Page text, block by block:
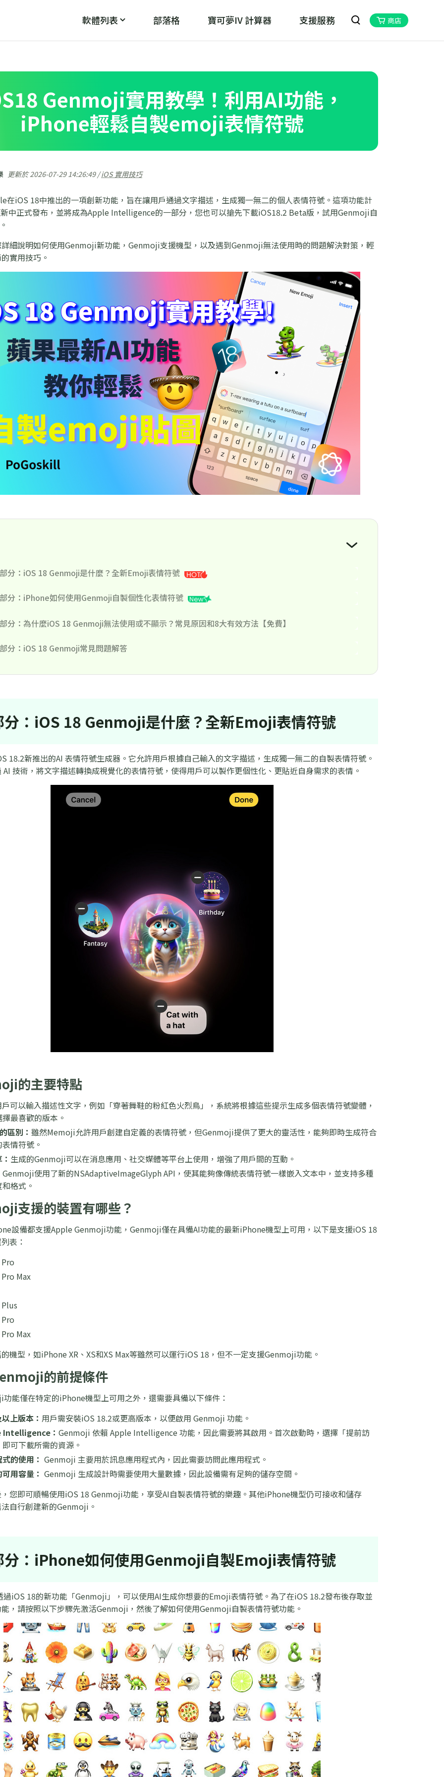
軟體列表
破解「無法偵測目前位置12」 魔物獵人Now的最佳夥伴
部落格 寶可夢IV 計算器 支援服務 商店
Genmoji實用教學！利用AI功能，
iPhone輕鬆自製emoji表情符號
更新於 2026-07-29 14:26:49 /iOS 實用技巧
在iOS 18中推出的一項創新功能，旨在讓用戶通過文字描述，生成獨一無二的個人表情符號。這項功能計
中正式發布，並將成為Apple Intelligence的一部分，您也可以搶先下載iOS18.2 Beta版，試用Genmoji自
細說明如何使用Genmoji新功能，Genmoji支援機型，以及遇到Genmoji無法使用時的問題解決對策，輕
實用技巧。
分：iOS 18 Genmoji是什麼？全新Emoji表情符號
分：iPhone如何使用Genmoji自製個性化表情符號
分：為什麼iOS 18 Genmoji無法使用或不顯示？常見原因和8大有效方法【免費】
分：iOS 18 Genmoji常見問題解答
分：iOS 18 Genmoji是什麼？全新Emoji表情符號
18.2新推出的AI 表情符號生成器。它允許用戶根據自己輸入的文字描述，生成獨一無二的自製表情符號。
AI 技術，將文字描述轉換成視覺化的表情符號，使得用戶可以製作更個性化、更貼近自身需求的表情。
的主要特點
戶可以輸入描述性文字，例如「穿著舞鞋的粉紅色火烈鳥」，系統將根據這些提示生成多個表情符號變體，
最喜歡的版本。
區別： 雖然Memoji允許用戶創建自定義的表情符號，但Genmoji提供了更大的靈活性，能夠即時生成符合
情符號。
生成的Genmoji可以在消息應用、社交媒體等平台上使用，增強了用戶間的互動。
Genmoji使用了新的NSAdaptiveImageGlyph API，使其能夠像傳統表情符號一樣嵌入文本中，並支持多種
格式。
支援的裝置有哪些？
設備都支援Apple Genmoji功能，Genmoji僅在具備AI功能的最新iPhone機型上可用，以下是支援iOS 18
表：
Max
Max
機型，如iPhone XR、XS和XS Max等雖然可以運行iOS 18，但不一定支援Genmoji功能。
的前提條件
能僅在特定的iPhone機型上可用之外，還需要具備以下條件：
上版本： 用戶需安裝iOS 18.2或更高版本，以便啟用 Genmoji 功能。
Intelligence： Genmoji 依賴 Apple Intelligence 功能，因此需要將其啟用。首次啟動時，選擇「提前訪
可下載所需的資源。
的使用： Genmoji 主要用於訊息應用程式內，因此需要訪問此應用程式。
用容量： Genmoji 生成設計時需要使用大量數據，因此設備需有足夠的儲存空間。
您即可順暢使用iOS 18 Genmoji功能，享受AI自製表情符號的樂趣。其他iPhone機型仍可接收和儲存
自行創建新的Genmoji。
分：iPhone如何使用Genmoji自製Emoji表情符號
iOS 18的新功能「Genmoji」，可以使用AI生成你想要的Emoji表情符號。為了在iOS 18.2發布後存取並
，請按照以下步驟先激活Genmoji，然後了解如何使用Genmoji自製表情符號功能。